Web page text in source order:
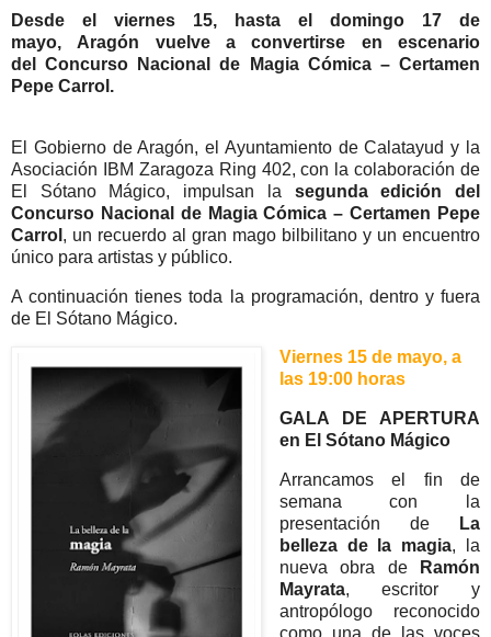
Desde el viernes 15, hasta el domingo 17 de
mayo, Aragón vuelve a convertirse en escenario
delConcurso Nacional de Magia Cómica – Certamen
Pepe Carrol.
El Gobierno de Aragón, el Ayuntamiento de Calatayud y la
Asociación IBM Zaragoza Ring 402, con la colaboración de
El Sótano Mágico, impulsan la segunda edición del
Concurso Nacional de Magia Cómica – Certamen Pepe
Carrol , un recuerdo al gran mago bilbilitano y un encuentro
único para artistas y público.
A continuación tienes toda la programación, dentro y fuera
de El Sótano Mágico.
Viernes 15 de mayo, a
las 19:00 horas
GALA DE APERTURA
en El Sótano Mágico
Arrancamos el fin de
semana con la
presentación deLa
belleza de la magia, la
nueva obra de
Ramón
Mayrata, escritor y
antropólogo reconocido
como una de las voces